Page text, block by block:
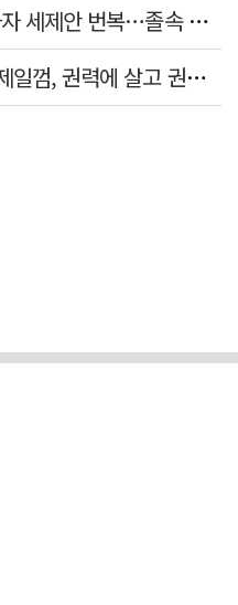
국힘 "李대통령, 국민 반발하자 세제안 번복…졸속 국정 즉각 중단"
홍준표, 한동훈 맹폭…"조선제일껌, 권력에 살고 권력에 죽었다"